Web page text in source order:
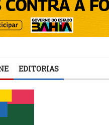
EDITORIAS